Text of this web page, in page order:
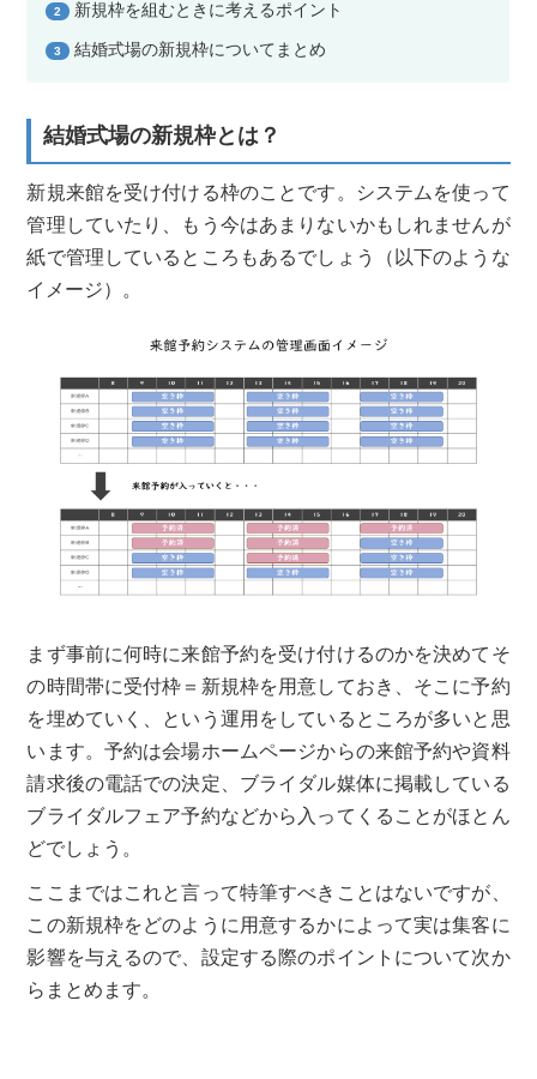
2 新規枠を組むときに考えるポイント
3 結婚式場の新規枠についてまとめ
結婚式場の新規枠とは？
新規来館を受け付ける枠のことです。システムを使って
管理していたり、もう今はあまりないかもしれませんが
紙で管理しているところもあるでしょう（以下のような
イメージ）。
まず事前に何時に来館予約を受け付けるのかを決めてそ
の時間帯に受付枠＝新規枠を用意しておき、そこに予約
を埋めていく、という運用をしているところが多いと思
います。予約は会場ホームページからの来館予約や資料
請求後の電話での決定、ブライダル媒体に掲載している
ブライダルフェア予約などから入ってくることがほとん
どでしょう。
ここまではこれと言って特筆すべきことはないですが、
この新規枠をどのように用意するかによって実は集客に
影響を与えるので、設定する際のポイントについて次か
らまとめます。